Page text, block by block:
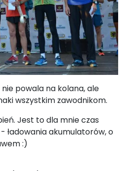
powala na kolana, ale
wszystkim zawodnikom.
Jest to dla mnie czas
ładowania akumulatorów, o
:)